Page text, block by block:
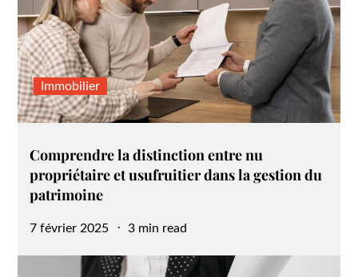
Immobilier
Comprendre la distinction entre nu
propriétaire et usufruitier dans la gestion du
patrimoine
Posted
7 février 2025 3 min read